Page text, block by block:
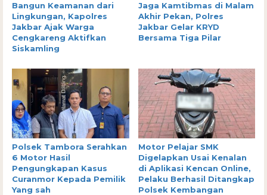
Bangun Keamanan dari
Lingkungan, Kapolres
Jakbar Ajak Warga
Cengkareng Aktifkan
Siskamling
Jaga Kamtibmas di Malam
Akhir Pekan, Polres
Jakbar Gelar KRYD
Bersama Tiga Pilar
Polsek Tambora Serahkan
6 Motor Hasil
Pengungkapan Kasus
Curanmor Kepada Pemilik
Yang sah
Motor Pelajar SMK
Digelapkan Usai Kenalan
di Aplikasi Kencan Online,
Pelaku Berhasil Ditangkap
Polsek Kembangan